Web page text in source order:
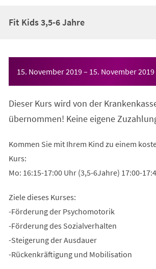
Fit Kids 3,5-6 Jahre
15. November 2019– 15. November 2019
Dieser Kurs wird von der
übernommen! Keine eigene
Kommen Sie mit Ihrem Kind zu einem
Kurs:
Mo: 16:15-17:00 Uhr (3,5-6Jahre) 17:00-
Ziele dieses Kurses:
-Förderung der Psychomotorik
-Förderung des Sozialverhalten
-Steigerung der Ausdauer
-Rückenkräftigung und Mobilisation